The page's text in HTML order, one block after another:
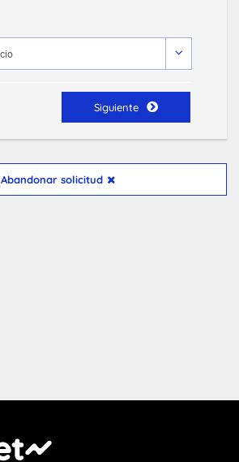
Siguiente
Abandonar solicitud